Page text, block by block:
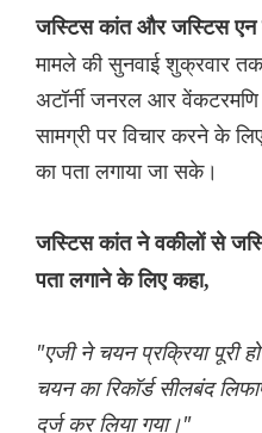
जस्टिस कांत और जस्टिस एन
मामले की सुनवाई शुक्रवार
अटॉर्नी जनरल आर वेंकटरमणि
सामग्री पर विचार करने के
का पता लगाया जा सके।
जस्टिस कांत ने वकीलों से
पता लगाने के लिए कहा,
"एजी ने चयन प्रक्रिया पूरी
चयन का रिकॉर्ड सीलबंद
दर्ज कर लिया गया।"